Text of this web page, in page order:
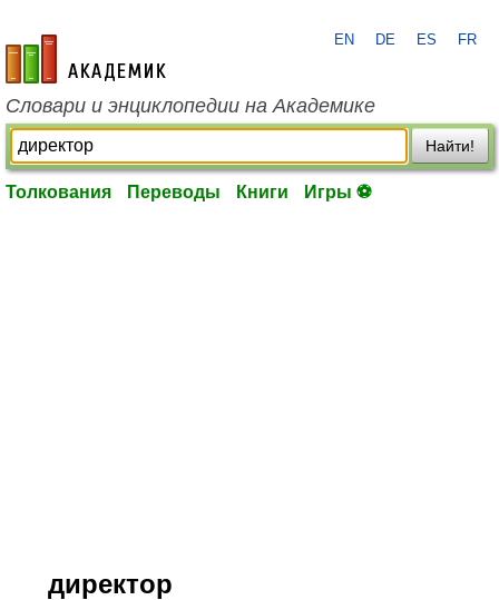
academic.ru
EN DE ES FR
Словари и энциклопедии на Академике
Найти!
Толкования Переводы Книги Игры ⚽
директор